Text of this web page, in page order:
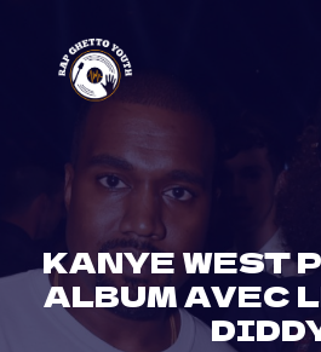
content
KANYE WEST
ALBUM AVEC